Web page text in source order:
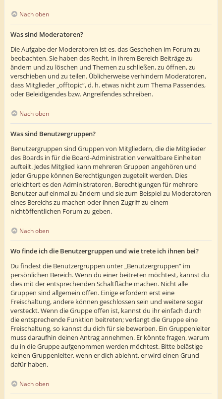
Nach oben
Was sind Moderatoren?
Die Aufgabe der Moderatoren ist es, das Geschehen im Forum zu
beobachten. Sie haben das Recht, in ihrem Bereich Beiträge zu
ändern und zu löschen und Themen zu schließen, zu öffnen, zu
verschieben und zu teilen. Üblicherweise verhindern Moderatoren,
dass Mitglieder „offtopic“, d. h. etwas nicht zum Thema Passendes,
oder Beleidigendes bzw. Angreifendes schreiben.
Nach oben
Was sind Benutzergruppen?
Benutzergruppen sind Gruppen von Mitgliedern, die die Mitglieder
des Boards in für die Board-Administration verwaltbare Einheiten
aufteilt. Jedes Mitglied kann mehreren Gruppen angehören und
jeder Gruppe können Berechtigungen zugeteilt werden. Dies
erleichtert es den Administratoren, Berechtigungen für mehrere
Benutzer auf einmal zu ändern und sie zum Beispiel zu Moderatoren
eines Bereichs zu machen oder ihnen Zugriff zu einem
nichtöffentlichen Forum zu geben.
Nach oben
Wo finde ich die Benutzergruppen und wie trete ich ihnen bei?
Du findest die Benutzergruppen unter „Benutzergruppen“ im
persönlichen Bereich. Wenn du einer beitreten möchtest, kannst du
dies mit der entsprechenden Schaltfläche machen. Nicht alle
Gruppen sind allgemein offen. Einige erfordern erst eine
Freischaltung, andere können geschlossen sein und weitere sogar
versteckt. Wenn die Gruppe offen ist, kannst du ihr einfach durch
die entsprechende Funktion beitreten; verlangt die Gruppe eine
Freischaltung, so kannst du dich für sie bewerben. Ein Gruppenleiter
muss daraufhin deinen Antrag annehmen. Er könnte fragen, warum
du in die Gruppe aufgenommen werden möchtest. Bitte belästige
keinen Gruppenleiter, wenn er dich ablehnt, er wird einen Grund
dafür haben.
Nach oben